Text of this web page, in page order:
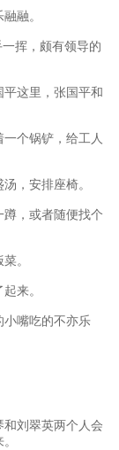
融。
挥，颇有领导的
这里，张国平和
个锅铲，给工人
，安排座椅。
，或者随便找个
。
来。
嘴吃的不亦乐
刘翠英两个人会